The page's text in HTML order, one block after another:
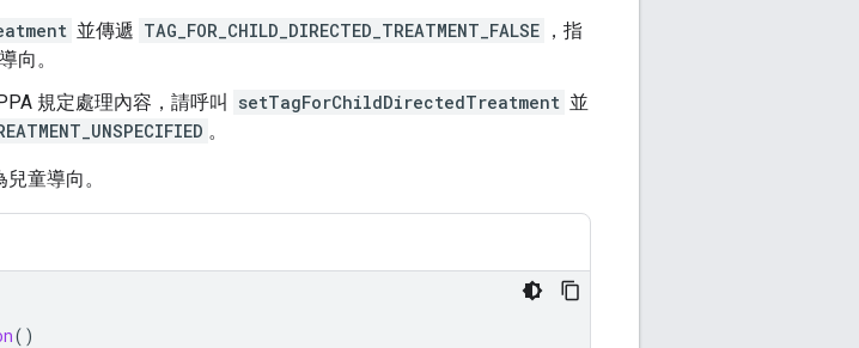
並傳遞 TAG_FOR_CHILD_DIRECTED_TREATMENT_FALSE ，指
向。
規定處理內容，請呼叫
setTagForChildDirectedTreatment 並
。
童導向。
()